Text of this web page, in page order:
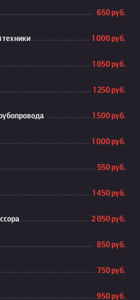
650 руб.
1 000 руб.
1 050 руб.
1 250 руб.
1 500 руб.
1 000 руб.
550 руб.
1 450 руб.
2 050 руб.
850 руб.
750 руб.
950 руб.